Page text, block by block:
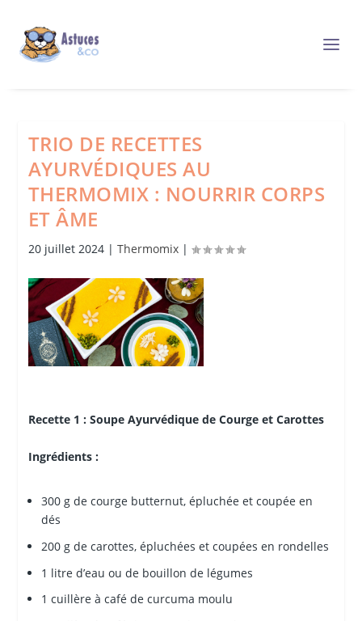
TRIO DE RECETTES
AYURVÉDIQUES AU
THERMOMIX : NOURRIR CORPS
ET ÂME
20 juillet 2024| Thermomix|
Recette 1 : Soupe Ayurvédique de Courge et Carottes
Ingrédients :
300 g de courge butternut, épluchée et coupée en
dés
200 g de carottes, épluchées et coupées en rondelles
1 litre d’eau ou de bouillon de légumes
1 cuillère à café de curcuma moulu